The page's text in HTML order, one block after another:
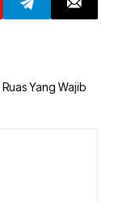
Ruas Yang Wajib